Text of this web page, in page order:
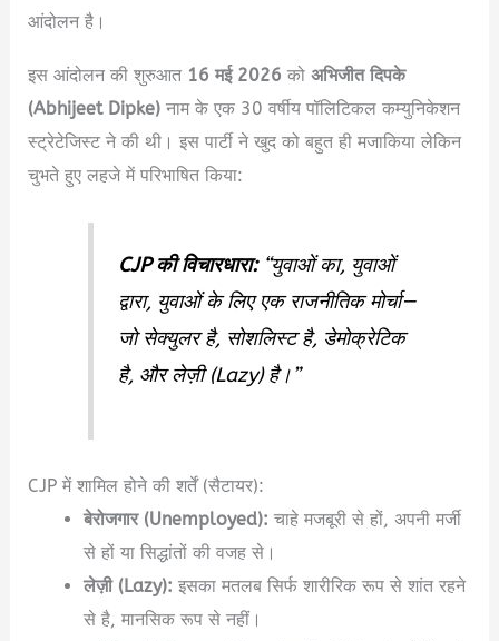
आंदोलन है।
इस आंदोलन की शुरुआत 16 मई 2026 कोअभिजीत दिपके
(Abhijeet Dipke) नाम के एक 30 वर्षीय पॉलिटिकल कम्युनिकेशन
स्ट्रेटेजिस्ट ने की थी। इस पार्टी ने खुद को बहुत ही मजाकिया लेकिन
चुभते हुए लहजे में परिभाषित किया:
CJP की विचारधारा:“युवाओं का, युवाओं
द्वारा, युवाओं के लिए एक राजनीतिक मोर्चा—
जो सेक्युलर है, सोशलिस्ट है, डेमोक्रेटिक
है, और लेज़ी (Lazy) है।”
CJP में शामिल होने की शर्तें (सैटायर):
बेरोजगार (Unemployed): चाहे मजबूरी से हों, अपनी मर्जी
से हों या सिद्धांतों की वजह से।
लेज़ी (Lazy): इसका मतलब सिर्फ शारीरिक रूप से शांत रहने
से है, मानसिक रूप से नहीं।